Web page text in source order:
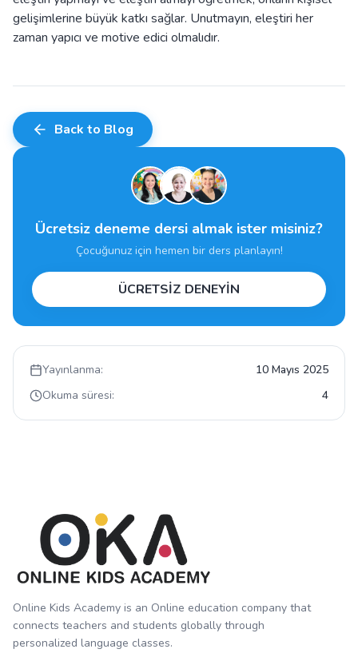
gelişimlerine büyük katkı sağlar. Unutmayın, eleştiri her
zaman yapıcı ve motive edici olmalıdır.
Back to Blog
Ücretsiz deneme dersi almak ister misiniz?
Çocuğunuz için hemen bir ders planlayın!
ÜCRETSİZ DENEYİN
Yayınlanma:
10 Mayıs 2025
Okuma süresi:
4
Online Kids Academy is an Online education company that
connects teachers and students globally through
personalized language classes.